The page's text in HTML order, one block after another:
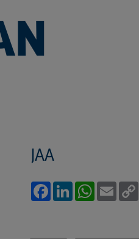
JAA
FacebookLinkedInWhatsApp
Email